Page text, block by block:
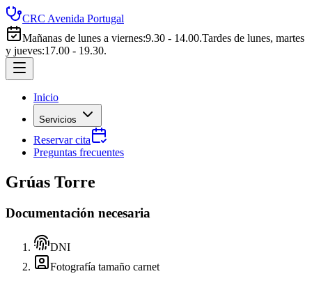
CRC Avenida Portugal
Mañanas de lunes a viernes:9.30 - 14.00.Tardes de lunes, martes
y jueves:17.00 - 19.30.
Inicio
Servicios
Reservar cita
Preguntas frecuentes
Grúas Torre
Documentación necesaria
DNI
Fotografía tamaño carnet